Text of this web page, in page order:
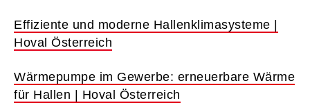
Effiziente und moderne Hallenklimasysteme |
Hoval Österreich
Wärmepumpe im Gewerbe: erneuerbare Wärme
für Hallen | Hoval Österreich